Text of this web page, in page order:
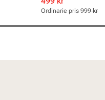
pris
Pris
pris
Pris
Ordinarie pris 999 kr